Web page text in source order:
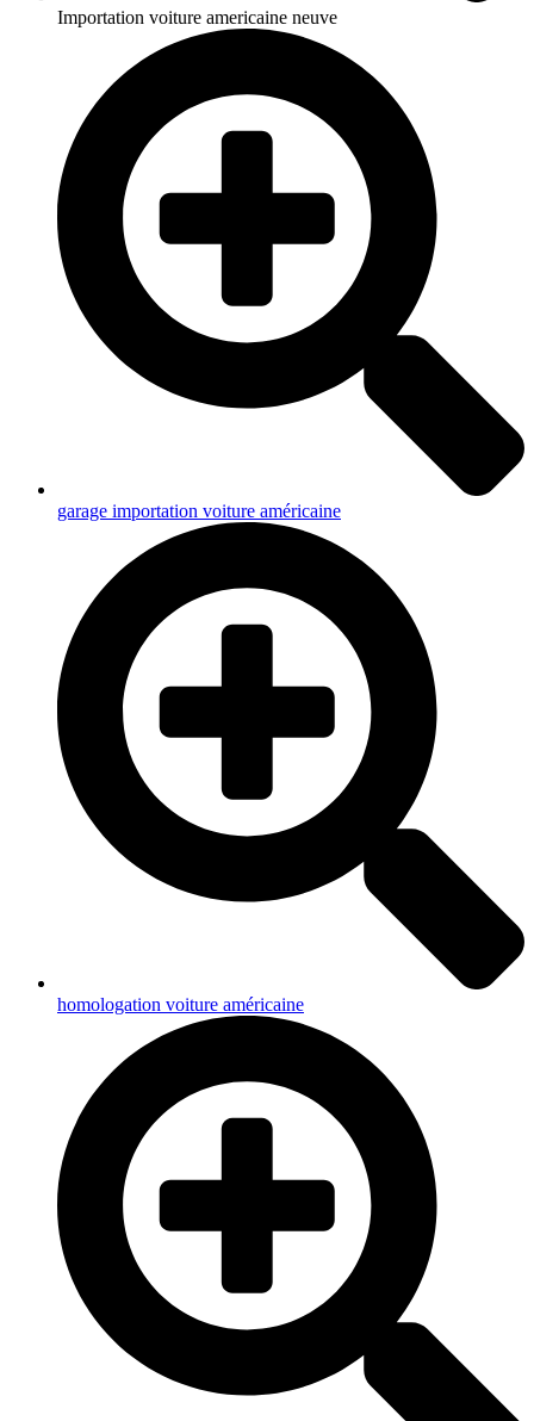
Importation voiture americaine neuve
garage importation voiture américaine
homologation voiture américaine